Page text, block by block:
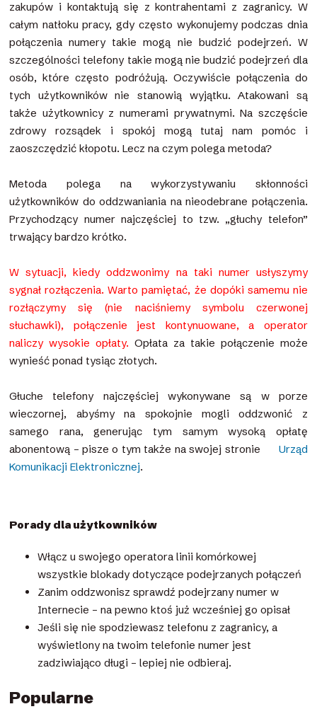
zakupów i kontaktują się z kontrahentami z zagranicy. W
całym natłoku pracy, gdy często wykonujemy podczas dnia
połączenia numery takie mogą nie budzić podejrzeń. W
szczególności telefony takie mogą nie budzić podejrzeń dla
osób, które często podróżują. Oczywiście połączenia do
tych użytkowników nie stanowią wyjątku. Atakowani są
także użytkownicy z numerami prywatnymi. Na szczęście
zdrowy rozsądek i spokój mogą tutaj nam pomóc i
zaoszczędzić kłopotu. Lecz na czym polega metoda?
Metoda polega na wykorzystywaniu skłonności
użytkowników do oddzwaniania na nieodebrane połączenia.
Przychodzący numer najczęściej to tzw. „głuchy telefon”
trwający bardzo krótko.
W sytuacji, kiedy oddzwonimy na taki numer usłyszymy
sygnał rozłączenia. Warto pamiętać, że dopóki samemu nie
rozłączymy się (nie naciśniemy symbolu czerwonej
słuchawki), połączenie jest kontynuowane, a operator
naliczy wysokie opłaty. Opłata za takie połączenie może
wynieść ponad tysiąc złotych.
Głuche telefony najczęściej wykonywane są w porze
wieczornej, abyśmy na spokojnie mogli oddzwonić z
samego rana, generując tym samym wysoką opłatę
abonentową – pisze o tym także na swojej stronie
Urząd
Komunikacji Elektronicznej.
Porady dla użytkowników
Włącz u swojego operatora linii komórkowej
wszystkie blokady dotyczące podejrzanych połączeń
Zanim oddzwonisz sprawdź podejrzany numer w
Internecie – na pewno ktoś już wcześniej go opisał
Jeśli się nie spodziewasz telefonu z zagranicy, a
wyświetlony na twoim telefonie numer jest
zadziwiająco długi – lepiej nie odbieraj.
Popularne